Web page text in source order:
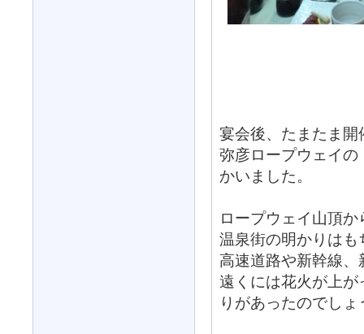
宴会後、たまたま開
弥彦ロープウェイ
かいました。
ロープウェイ山頂
温泉街の明かりはも
高速道路や新幹線
遠くには花火が上
りがあったのでしょ